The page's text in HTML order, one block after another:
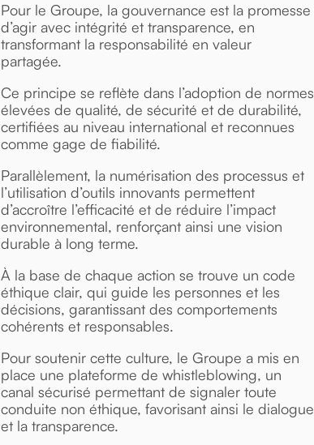
Pour le Groupe, la gouvernance est la promesse
d’agir avec intégrité et transparence, en
transformant la responsabilité en valeur
partagée.
Ce principe se reflète dans l’adoption de normes
élevées de qualité, de sécurité et de durabilité,
certifiées au niveau international et reconnues
comme gage de fiabilité.
Parallèlement, la numérisation des processus et
l’utilisation d’outils innovants permettent
d’accroître l’efficacité et de réduire l’impact
environnemental, renforçant ainsi une vision
durable à long terme.
À la base de chaque action se trouve un code
éthique clair, qui guide les personnes et les
décisions, garantissant des comportements
cohérents et responsables.
Pour soutenir cette culture, le Groupe a mis en
place une plateforme de whistleblowing, un
canal sécurisé permettant de signaler toute
conduite non éthique, favorisant ainsi le dialogue
et la transparence.